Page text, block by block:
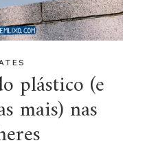
plástico (e
mais) nas